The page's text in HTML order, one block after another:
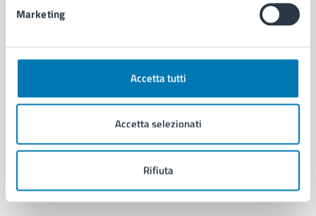
Marketing
Accetta tutti
Accetta selezionati
Rifiuta
AMMINISTRAZIONE
Organi di governo
Enti e fondazioni
Personale amministrativo
Intranet, posta aziendale e protocollo